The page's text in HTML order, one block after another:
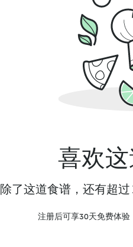
喜欢
除了这道食谱，还有超
注册后可享30天免费体